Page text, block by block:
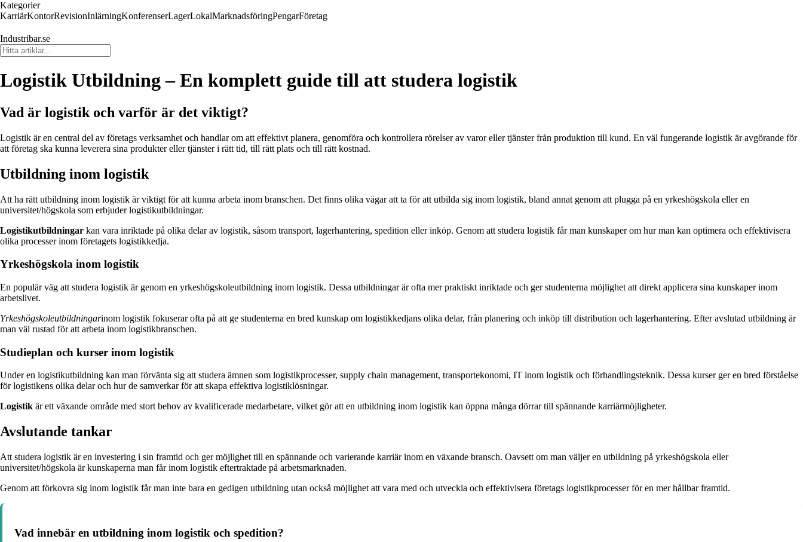
Kategorier
KarriärKontorRevisionInlärningKonferenserLagerLokalMarknadsföringPengarFöretag
Industribar.se
Logistik Utbildning – En komplett guide till att studera logistik
Vad är logistik och varför är det viktigt?
Logistik är en central del av företags verksamhet och handlar om att effektivt planera, genomföra och kontrollera rörelser av varor eller tjänster från produktion till kund. En väl fungerande logistik är avgörande för
att företag ska kunna leverera sina produkter eller tjänster i rätt tid, till rätt plats och till rätt kostnad.
Utbildning inom logistik
Att ha rätt utbildning inom logistik är viktigt för att kunna arbeta inom branschen. Det finns olika vägar att ta för att utbilda sig inom logistik, bland annat genom att plugga på en yrkeshögskola eller en
universitet/högskola som erbjuder logistikutbildningar.
Logistikutbildningar kan vara inriktade på olika delar av logistik, såsom transport, lagerhantering, spedition eller inköp. Genom att studera logistik får man kunskaper om hur man kan optimera och effektivisera
olika processer inom företagets logistikkedja.
Yrkeshögskola inom logistik
En populär väg att studera logistik är genom en yrkeshögskoleutbildning inom logistik. Dessa utbildningar är ofta mer praktiskt inriktade och ger studenterna möjlighet att direkt applicera sina kunskaper inom
arbetslivet.
Yrkeshögskoleutbildningarinom logistik fokuserar ofta på att ge studenterna en bred kunskap om logistikkedjans olika delar, från planering och inköp till distribution och lagerhantering. Efter avslutad utbildning är
man väl rustad för att arbeta inom logistikbranschen.
Studieplan och kurser inom logistik
Under en logistikutbildning kan man förvänta sig att studera ämnen som logistikprocesser, supply chain management, transportekonomi, IT inom logistik och förhandlingsteknik. Dessa kurser ger en bred förståelse
för logistikens olika delar och hur de samverkar för att skapa effektiva logistiklösningar.
Logistik är ett växande område med stort behov av kvalificerade medarbetare, vilket gör att en utbildning inom logistik kan öppna många dörrar till spännande karriärmöjligheter.
Avslutande tankar
Att studera logistik är en investering i sin framtid och ger möjlighet till en spännande och varierande karriär inom en växande bransch. Oavsett om man väljer en utbildning på yrkeshögskola eller
universitet/högskola är kunskaperna man får inom logistik eftertraktade på arbetsmarknaden.
Genom att förkovra sig inom logistik får man inte bara en gedigen utbildning utan också möjlighet att vara med och utveckla och effektivisera företags logistikprocesser för en mer hållbar framtid.
Vad innebär en utbildning inom logistik och spedition?